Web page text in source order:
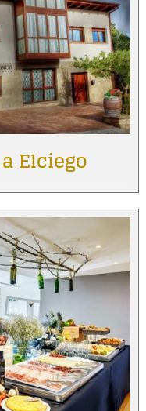
Elciego